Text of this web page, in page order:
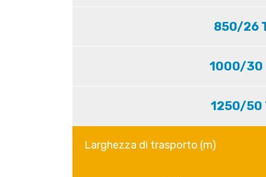
850/26
1000/30
1250/50
Larghezza di trasporto (m)